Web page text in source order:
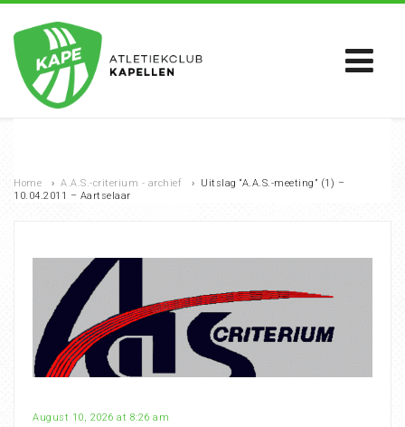
Home › A.A.S.-criterium - archief › Uitslag “A.A.S.-meeting” (1) –
10.04.2011 – Aartselaar
August 10, 2026 at 8:26 am